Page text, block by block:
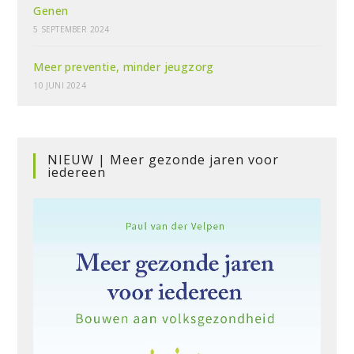
Genen
5 SEPTEMBER 2024
Meer preventie, minder jeugzorg
10 JUNI 2024
NIEUW | Meer gezonde jaren voor
iedereen